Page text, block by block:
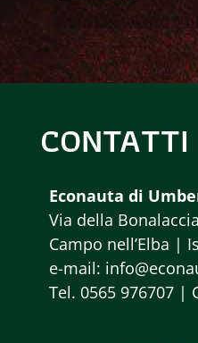
CONTATTI
Econauta di
Via della
Campo nell’Elba |
e-mail:
Tel. 0565 976707 |